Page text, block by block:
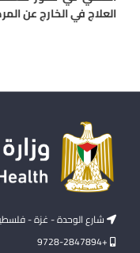
العلاج في الخارج عن
شارع الوحدة - غزة -
+9728-2847894